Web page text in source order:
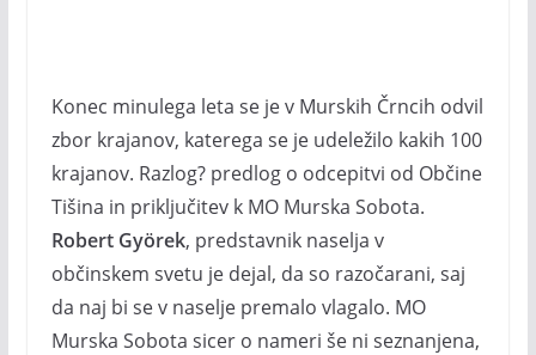
Konec minulega leta se je v Murskih Črncih odvil
zbor krajanov, katerega se je udeležilo kakih 100
krajanov. Razlog? predlog o odcepitvi od Občine
Tišina in priključitev k MO Murska Sobota.
Robert Györek, predstavnik naselja v
občinskem svetu je dejal, da so razočarani, saj
da naj bi se v naselje premalo vlagalo. MO
Murska Sobota sicer o nameri še ni seznanjena,